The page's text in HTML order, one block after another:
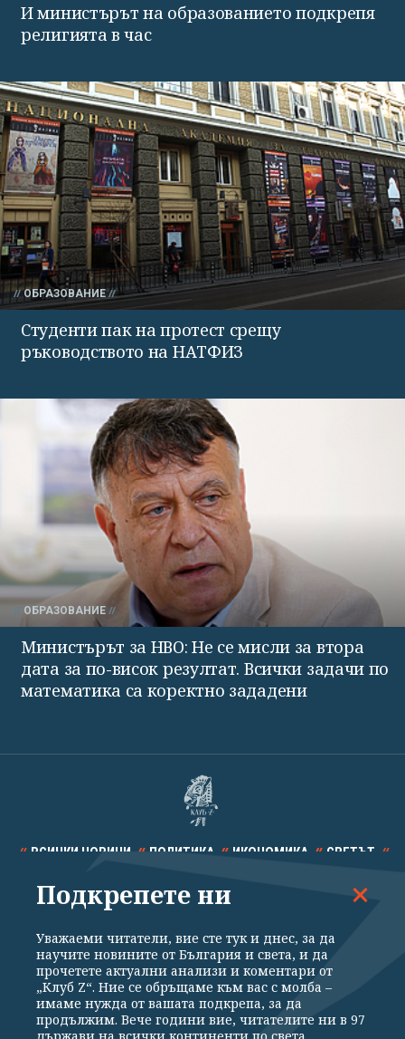
И министърът на образованието подкрепя
религията в час
ОБРАЗОВАНИЕ
Студенти пак на протест срещу
ръководството на НАТФИЗ
ОБРАЗОВАНИЕ
Министърът за НВО: Не се мисли за втора
дата за по-висок резултат. Всички задачи по
математика са коректно зададени
ВСИЧКИ НОВИНИ ПОЛИТИКА ИКОНОМИКА СВЕТЪТ
СПОРТ КУЛТУРА ТЕХНОЛОГИИ КАЛЕЙДОСКОП
Общи условия Политика за поверителност
Подкрепете ни
Уважаеми читатели, вие сте тук и днес, за да
научите новините от България и света, и да
прочетете актуални анализи и коментари от
„Клуб Z“. Ние се обръщаме към вас с молба –
имаме нужда от вашата подкрепа, за да
продължим. Вече години вие, читателите ни в 97